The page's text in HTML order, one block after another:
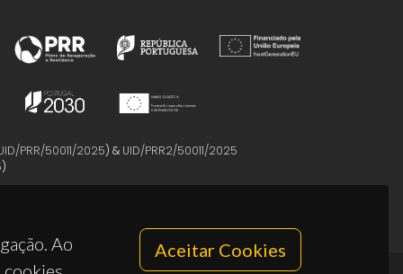
Ao
Aceitar Cookies
PRR/50011/2025) & UID/PRR2/50011/2025
)